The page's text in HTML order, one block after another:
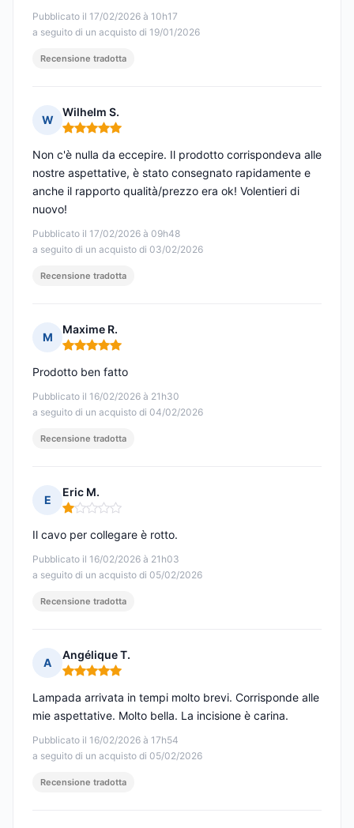
Pubblicato il 17/02/2026 à 10h17
a seguito di un acquisto di 19/01/2026
Recensione tradotta
W
Wilhelm S.
Nota: 5 su 5
Pubblicato il 17/02/2026 à 09h48
a seguito di un acquisto di 03/02/2026
Non c'è nulla da eccepire. Il prodotto corrispondeva alle
nostre aspettative, è stato consegnato rapidamente e
anche il rapporto qualità/prezzo era ok! Volentieri di
nuovo!
Recensione tradotta
M
Maxime R.
Nota: 5 su 5
Pubblicato il 16/02/2026 à 21h30
a seguito di un acquisto di 04/02/2026
Prodotto ben fatto
Recensione tradotta
E
Eric M.
Nota: 1 su 5
Pubblicato il 16/02/2026 à 21h03
a seguito di un acquisto di 05/02/2026
Il cavo per collegare è rotto.
Recensione tradotta
A
Angélique T.
Nota: 5 su 5
Pubblicato il 16/02/2026 à 17h54
a seguito di un acquisto di 05/02/2026
Lampada arrivata in tempi molto brevi. Corrisponde alle
mie aspettative. Molto bella. La incisione è carina.
Recensione tradotta